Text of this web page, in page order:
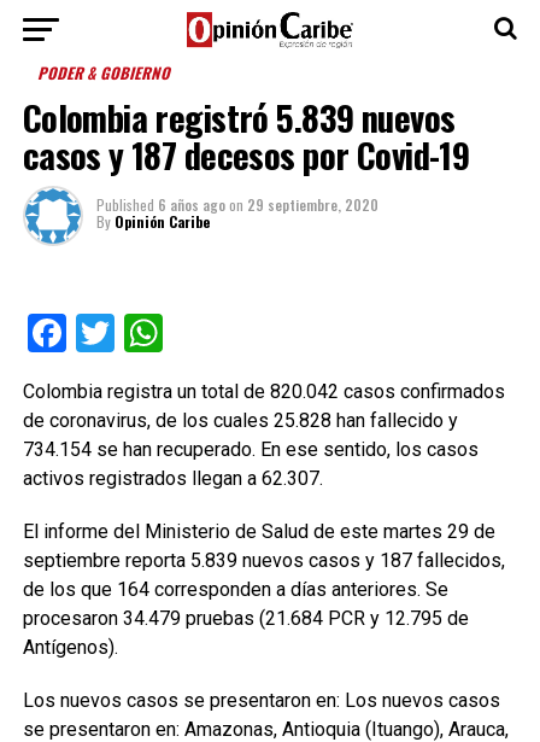
PODER & GOBIERNO
Colombia registró 5.839 nuevos
casos y 187 decesos por Covid-19
Published 6 años agoon 29 septiembre, 2020
By Opinión Caribe
Facebook
TwitterWhatsApp
Colombia registra un total de 820.042 casos confirmados
de coronavirus, de los cuales 25.828 han fallecido y
734.154 se han recuperado. En ese sentido, los casos
activos registrados llegan a 62.307.
El informe del Ministerio de Salud de este martes 29 de
septiembre reporta 5.839 nuevos casos y 187 fallecidos,
de los que 164 corresponden a días anteriores. Se
procesaron 34.479 pruebas (21.684 PCR y 12.795 de
Antígenos).
Los nuevos casos se presentaron en: Los nuevos casos
se presentaron en: Amazonas, Antioquia (Ituango), Arauca,